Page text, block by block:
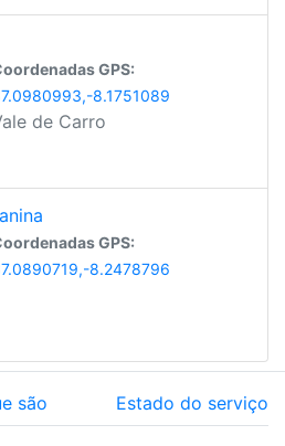
GPS:
8.1751089
de Carro
GPS:
8.2478796
são Estado do serviço